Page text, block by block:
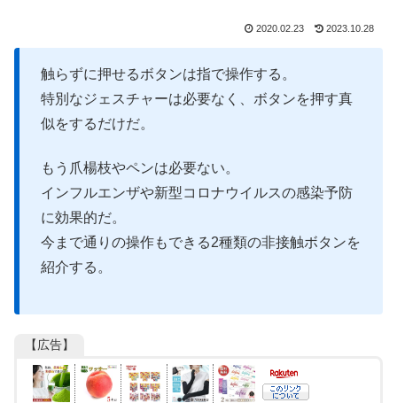
2020.02.23 2023.10.28
触らずに押せるボタンは指で操作する。
特別なジェスチャーは必要なく、ボタンを押す真
似をするだけだ。
もう爪楊枝やペンは必要ない。
インフルエンザや新型コロナウイルスの感染予防
に効果的だ。
今まで通りの操作もできる2種類の非接触ボタンを
紹介する。
【広告】